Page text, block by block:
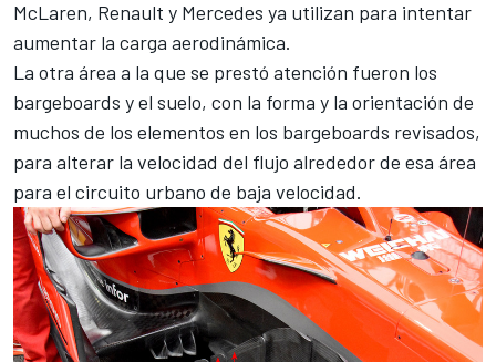
McLaren, Renault y Mercedes ya utilizan para intentar
aumentar la carga aerodinámica.
La otra área a la que se prestó atención fueron los
bargeboards y el suelo, con la forma y la orientación de
muchos de los elementos en los bargeboards revisados,
para alterar la velocidad del flujo alrededor de esa área
para el circuito urbano de baja velocidad.